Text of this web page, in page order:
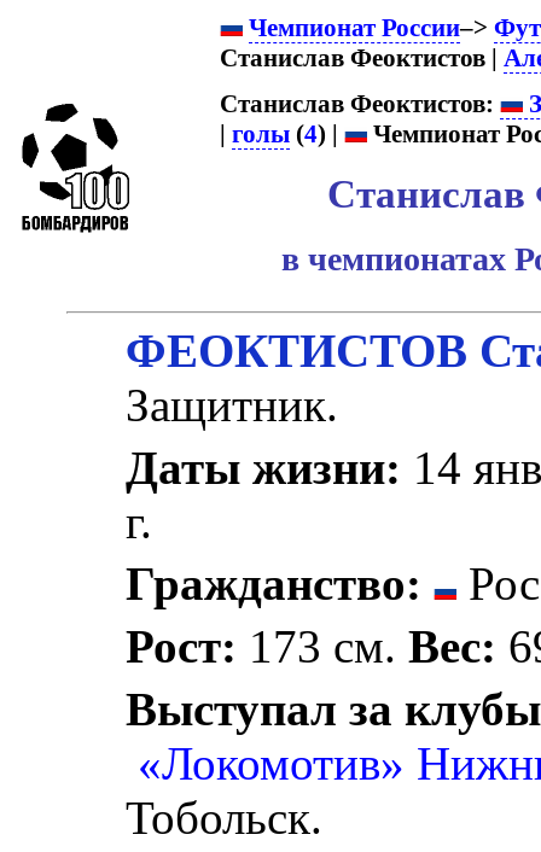
Чемпионат России–>
Станислав Феоктистов |
Станислав Феоктистов:
| голы (4) | Чемпионат
Станислав
в чемпионатах
ФЕОКТИСТОВ
Защитник.
Даты жизни: 14
г.
Гражданство:
Рост: 173 см.Вес:
Выступал за
«Локомотив»
Тобольск.